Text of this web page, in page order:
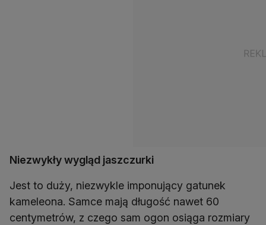
Niezwykły wygląd jaszczurki
Jest to duży, niezwykle imponujący gatunek
kameleona. Samce mają długość nawet 60
centymetrów, z czego sam ogon osiąga rozmiary